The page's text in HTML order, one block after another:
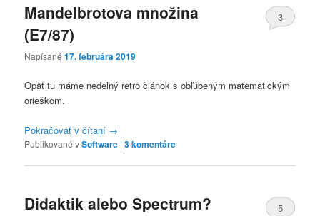
Mandelbrotova množina
(E7/87)
Napísané17. februára 2019
3
Opäť tu máme nedeľný retro článok s obľúbeným matematickým
orieškom.
Pokračovať v čítaní →
Publikované vSoftware |3komentáre
Didaktik alebo Spectrum? 5